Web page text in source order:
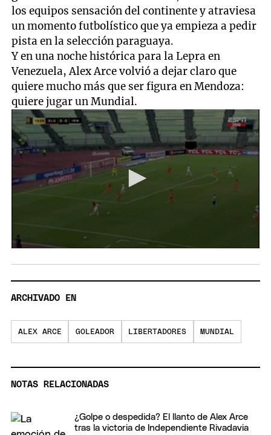
los equipos sensación del continente y atraviesa
un momento futbolístico que ya empieza a pedir
pista en la selección paraguaya.
Y en una noche histórica para la Lepra en
Venezuela, Alex Arce volvió a dejar claro que
quiere mucho más que ser figura en Mendoza:
quiere jugar un Mundial.
ARCHIVADO EN
ALEX ARCE GOLEADOR LIBERTADORES MUNDIAL
NOTAS RELACIONADAS
¿Golpe o despedida? El llanto de Alex Arce
tras la victoria de Independiente Rivadavia